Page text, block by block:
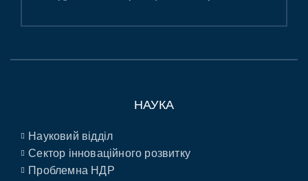
НАУКА
Науковий відділ
Сектор інноваційного розвитку
Проблемна НДР